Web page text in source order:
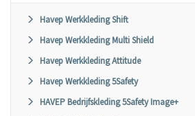
Havep Werkkleding Shift
Havep Werkkleding Multi Shield
Havep Werkkleding Attitude
Havep Werkkleding 5Safety
HAVEP Bedrijfskleding 5Safety Image+